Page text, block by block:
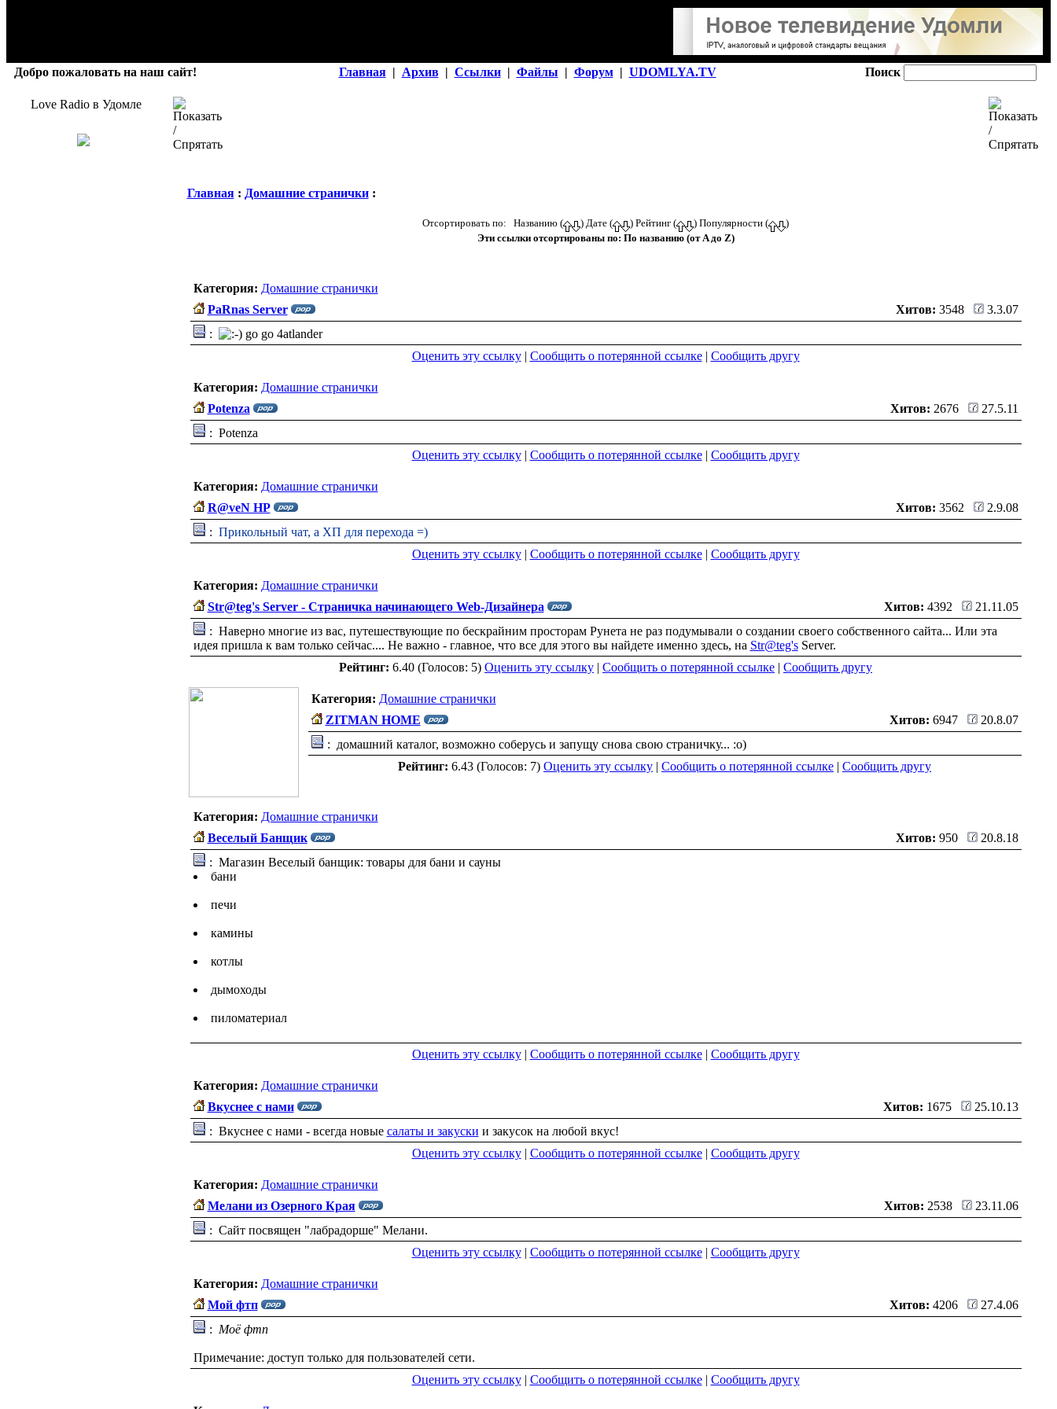
Добро пожаловать на наш сайт! Главная | Архив | Ссылки | Файлы | Форум | UDOMLYA.TV Поиск
Love Radio в Удомле
Главная: Домашние странички:
Отсортировать по: Названию ( ) Дате ( ) Рейтинг ( ) Популярности (
)
Эти ссылки отсортированы по: По названию (от A до Z)
Категория: Домашние странички
PaRnas Server
Хитов: 3548
3.3.07
:
go go 4atlander
Оценить эту ссылку| Сообщить о потерянной ссылке| Сообщить другу
Категория: Домашние странички
Potenza
Хитов: 2676
27.5.11
: Potenza
Оценить эту ссылку| Сообщить о потерянной ссылке| Сообщить другу
Категория: Домашние странички
R@veN HP
Хитов: 3562
2.9.08
: Прикольный чат, а ХП для перехода =)
Оценить эту ссылку| Сообщить о потерянной ссылке| Сообщить другу
Категория: Домашние странички
Str@teg's Server - Страничка начинающего Web-Дизайнера
Хитов: 4392
21.11.05
: Наверно многие из вас, путешествующие по бескрайним просторам Рунета не раз подумывали о создании своего собственного сайта... Или эта
идея пришла к вам только сейчас.... Не важно - главное, что все для этого вы найдете именно здесь, на Str@teg'sServer.
Рейтинг: 6.40 (Голосов: 5) Оценить эту ссылку | Сообщить о потерянной ссылке | Сообщить другу
Категория: Домашние странички
ZITMAN HOME
Хитов: 6947
20.8.07
: домашний каталог, возможно соберусь и запущу снова свою страничку... :o)
Рейтинг: 6.43 (Голосов: 7) Оценить эту ссылку | Сообщить о потерянной ссылке | Сообщить другу
Категория: Домашние странички
Веселый Банщик
Хитов: 950
20.8.18
: Магазин Веселый банщик: товары для бани и сауны
бани
печи
камины
котлы
дымоходы
пиломатериал
Оценить эту ссылку| Сообщить о потерянной ссылке| Сообщить другу
Категория: Домашние странички
Вкуснее с нами
Хитов: 1675
25.10.13
: Вкуснее с нами - всегда новые салаты и закуски и закусок на любой вкус!
Оценить эту ссылку| Сообщить о потерянной ссылке| Сообщить другу
Категория: Домашние странички
Мелани из Озерного Края
Хитов: 2538
23.11.06
: Сайт посвящен "лабрадорше" Мелани.
Оценить эту ссылку| Сообщить о потерянной ссылке| Сообщить другу
Категория: Домашние странички
Мой фтп
Хитов: 4206
27.4.06
: Моё фтп
Примечание: доступ только для пользователей сети.
Оценить эту ссылку| Сообщить о потерянной ссылке| Сообщить другу